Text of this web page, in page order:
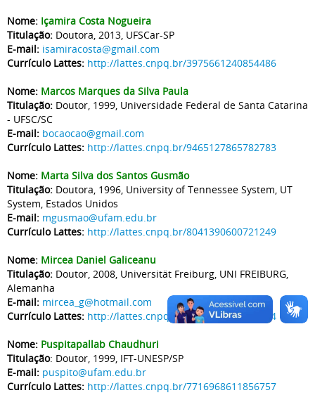
Nome: Içamira Costa Nogueira
Titulação: Doutora, 2013, UFSCar-SP
E-mail: isamiracosta@gmail.com
Currículo Lattes: http://lattes.cnpq.br/3975661240854486
Nome: Marcos Marques da Silva Paula
Titulação: Doutor, 1999, Universidade Federal de Santa Catarina
- UFSC/SC
E-mail: bocaocao@gmail.com
Currículo Lattes: http://lattes.cnpq.br/9465127865782783
Nome: Marta Silva dos Santos Gusmão
Titulação: Doutora, 1996, University of Tennessee System, UT
System, Estados Unidos
E-mail: mgusmao@ufam.edu.br
Currículo Lattes: http://lattes.cnpq.br/8041390600721249
Nome: Mircea Daniel Galiceanu
Titulação: Doutor, 2008, Universität Freiburg, UNI FREIBURG,
Alemanha
E-mail: mircea_g@hotmail.com
Currículo Lattes: http://lattes.cnpq.br/8251039594746344
Nome: Puspitapallab Chaudhuri
Titulação: Doutor, 1999, IFT-UNESP/SP
E-mail: puspito@ufam.edu.br
Currículo Lattes: http://lattes.cnpq.br/7716968611856757